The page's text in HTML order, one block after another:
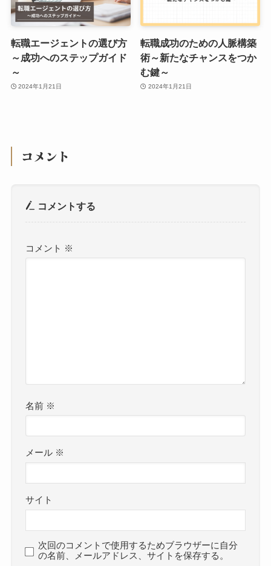
転職エージェントの選び方
～成功へのステップガイド
～
2024年1月21日
転職成功のための人脈構築
術～新たなチャンスをつか
む鍵～
2024年1月21日
コメント
コメントする
コメント ※
名前 ※
メール ※
サイト
次回のコメントで使用するためブラウザーに自分
の名前、メールアドレス、サイトを保存する。